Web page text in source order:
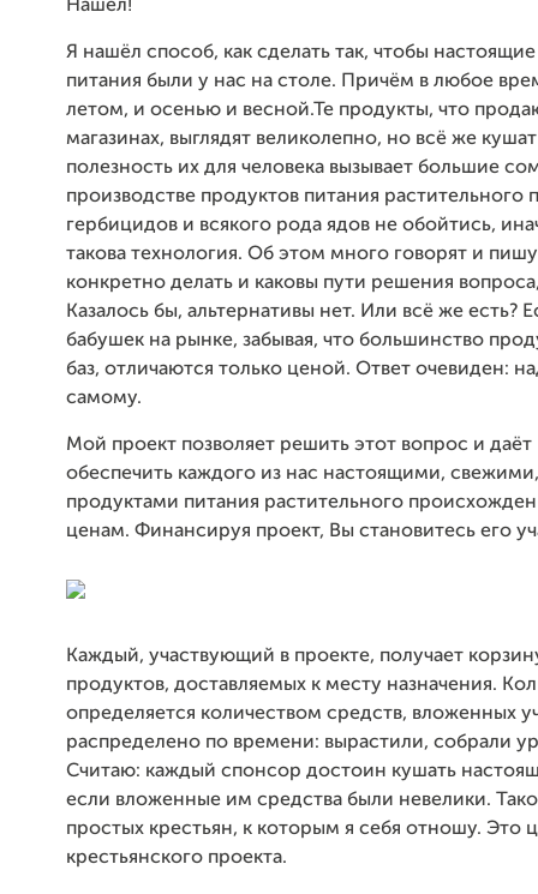
Нашёл!
Я нашёл способ, как сделать так, чтобы
питания были у нас на столе. Причём в любое
летом, и осенью и весной.Те продукты, что
магазинах, выглядят великолепно, но всё же
полезность их для человека вызывает большие
производстве продуктов питания растительного
гербицидов и всякого рода ядов не обойтись,
такова технология. Об этом много говорят и
конкретно делать и каковы пути решения
Казалось бы, альтернативы нет. Или всё же есть?
бабушек на рынке, забывая, что большинство
баз, отличаются только ценой. Ответ очевиден:
самому.
Мой проект позволяет решить этот вопрос и
обеспечить каждого из нас настоящими,
продуктами питания растительного
ценам. Финансируя проект, Вы становитесь его
Каждый, участвующий в проекте, получает
продуктов, доставляемых к месту назначения.
определяется количеством средств, вложенных
распределено по времени: вырастили, собрали
Считаю: каждый спонсор достоин кушать
если вложенные им средства были невелики.
простых крестьян, к которым я себя отношу. Это
крестьянского проекта.